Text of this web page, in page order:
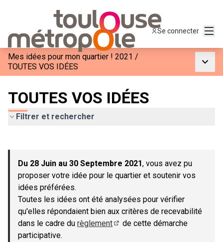
Se connecter
Mes idées pour mon quartier ! 2021 /
TOUTES VOS IDÉES
TOUTES VOS IDÉES
Filtrer et rechercher
−
Du 28 Juin au 30 Septembre 2021, vous avez pu
proposer votre idée pour le quartier et soutenir vos
idées préférées.
Toutes les idées ont été analysées pour vérifier
qu'elles répondaient bien aux critères de recevabilité
dans le cadre du règlement
de cette démarche
participative.